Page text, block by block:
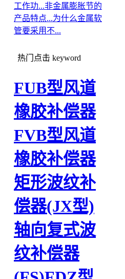
工作功...非金属膨胀节的
产品特点...为什么金属软
管要采用不...
热门点击 keyword
FUB型风道
橡胶补偿器
FVB型风道
橡胶补偿器
矩形波纹补
偿器(JX型)
轴向复式波
纹补偿器